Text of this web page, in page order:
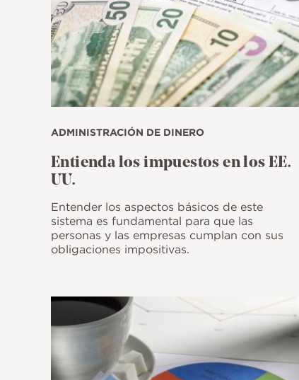
ADMINISTRACIÓN DE DINERO
Entienda los impuestos en los EE.
UU.
Entender los aspectos básicos de este
sistema es fundamental para que las
personas y las empresas cumplan con sus
obligaciones impositivas.
Imagen